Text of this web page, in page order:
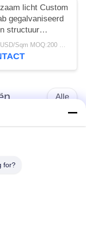
licht Custom
gegalvaniseerd
structuur
voor opslag 35-50 USD/Sqm MOQ:200 vierkante meter
Alle
van de
van
for?